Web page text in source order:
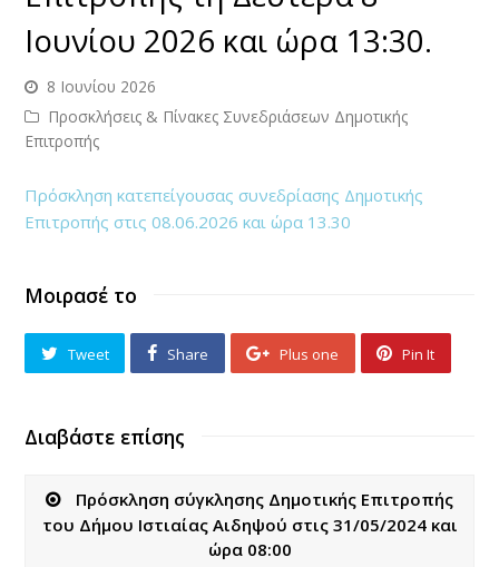
Ιουνίου 2026 και ώρα 13:30.
8 Ιουνίου 2026
Προσκλήσεις & Πίνακες Συνεδριάσεων Δημοτικής
Επιτροπής
Πρόσκληση κατεπείγουσας συνεδρίασης Δημοτικής
Επιτροπής στις 08.06.2026 και ώρα 13.30
Μοιρασέ το
Tweet Share Plus one Pin It
Διαβάστε επίσης
Πρόσκληση σύγκλησης Δημοτικής Επιτροπής
του Δήμου Ιστιαίας Αιδηψού στις 31/05/2024 και
ώρα 08:00